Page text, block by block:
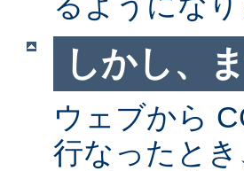
しかし、
ウェブから
行なったと